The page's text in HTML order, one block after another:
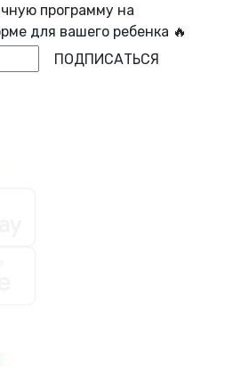
программу на
для вашего ребенка 🔥
ПОДПИСАТЬСЯ